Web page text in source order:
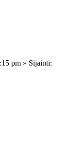
pm » Sijainti: